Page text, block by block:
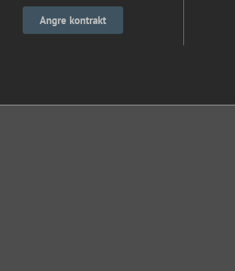
Angre kontrakt